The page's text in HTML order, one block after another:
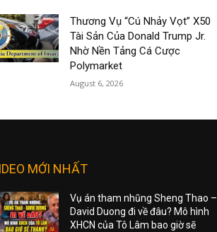
Thương Vụ “Cú Nhảy Vọt” X50
Tài Sản Của Donald Trump Jr.
Nhờ Nền Tảng Cá Cược
Polymarket
August 6, 2026
MỚI NHẤT
Vụ án tham nhũng Sheng Thao –
David Duong đi về đâu? Mô hình
XHCN của Tô Lâm bao giờ sẽ